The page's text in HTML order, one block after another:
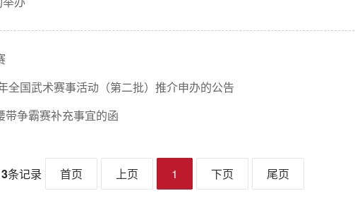
全国武术赛事活动（第二批）推介申办的公告
争霸赛补充事宜的函
条记录 首页 上页 1 下页 尾页